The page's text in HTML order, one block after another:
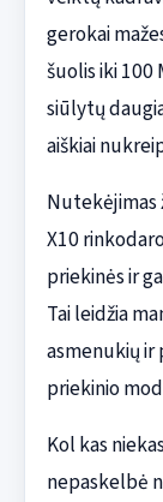
gerokai
šuolis iki 100
siūlytų
aiškiai
Nutekėjimas
X10
priekinės ir
Tai leidžia
asmenukių ir
priekinio
Kol kas
nepaskelbė